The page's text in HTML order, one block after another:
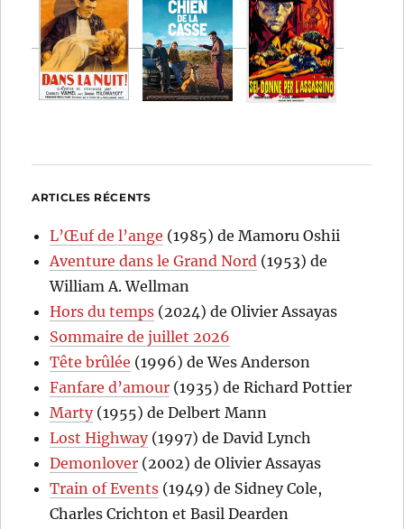
ARTICLES RÉCENTS
L’Œuf de l’ange (1985) de Mamoru Oshii
Aventure dans le Grand Nord (1953) de
William A. Wellman
Hors du temps (2024) de Olivier Assayas
Sommaire de juillet 2026
Tête brûlée (1996) de Wes Anderson
Fanfare d’amour (1935) de Richard Pottier
Marty(1955) de Delbert Mann
Lost Highway(1997) de David Lynch
Demonlover (2002) de Olivier Assayas
Train of Events (1949) de Sidney Cole,
Charles Crichton et Basil Dearden